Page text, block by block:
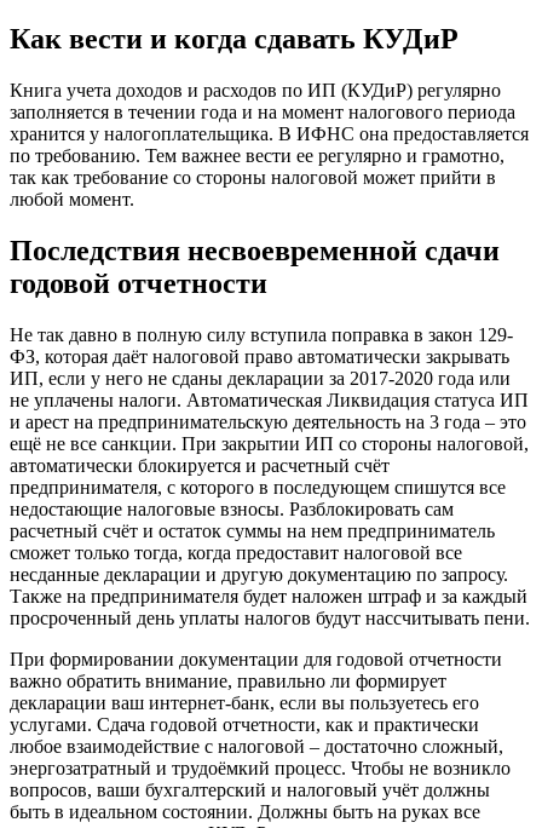
Как вести и когда сдавать КУДиР
Книга учета доходов и расходов по ИП (КУДиР) регулярно
заполняется в течении года и на момент налогового периода
хранится у налогоплательщика. В ИФНС она предоставляется
по требованию. Тем важнее вести ее регулярно и грамотно,
так как требование со стороны налоговой может прийти в
любой момент.
Последствия несвоевременной сдачи
годовой отчетности
Не так давно в полную силу вступила поправка в закон 129-
ФЗ, которая даёт налоговой право автоматически закрывать
ИП, если у него не сданы декларации за 2017-2020 года или
не уплачены налоги. Автоматическая Ликвидация статуса ИП
и арест на предпринимательскую деятельность на 3 года – это
ещё не все санкции. При закрытии ИП со стороны налоговой,
автоматически блокируется и расчетный счёт
предпринимателя, с которого в последующем спишутся все
недостающие налоговые взносы. Разблокировать сам
расчетный счёт и остаток суммы на нем предприниматель
сможет только тогда, когда предоставит налоговой все
несданные декларации и другую документацию по запросу.
Также на предпринимателя будет наложен штраф и за каждый
просроченный день уплаты налогов будут нассчитывать пени.
При формировании документации для годовой отчетности
важно обратить внимание, правильно ли формирует
декларации ваш интернет-банк, если вы пользуетесь его
услугами. Сдача годовой отчетности, как и практически
любое взаимодействие с налоговой – достаточно сложный,
энергозатратный и трудоёмкий процесс. Чтобы не возникло
вопросов, ваши бухгалтерский и налоговый учёт должны
быть в идеальном состоянии. Должны быть на руках все